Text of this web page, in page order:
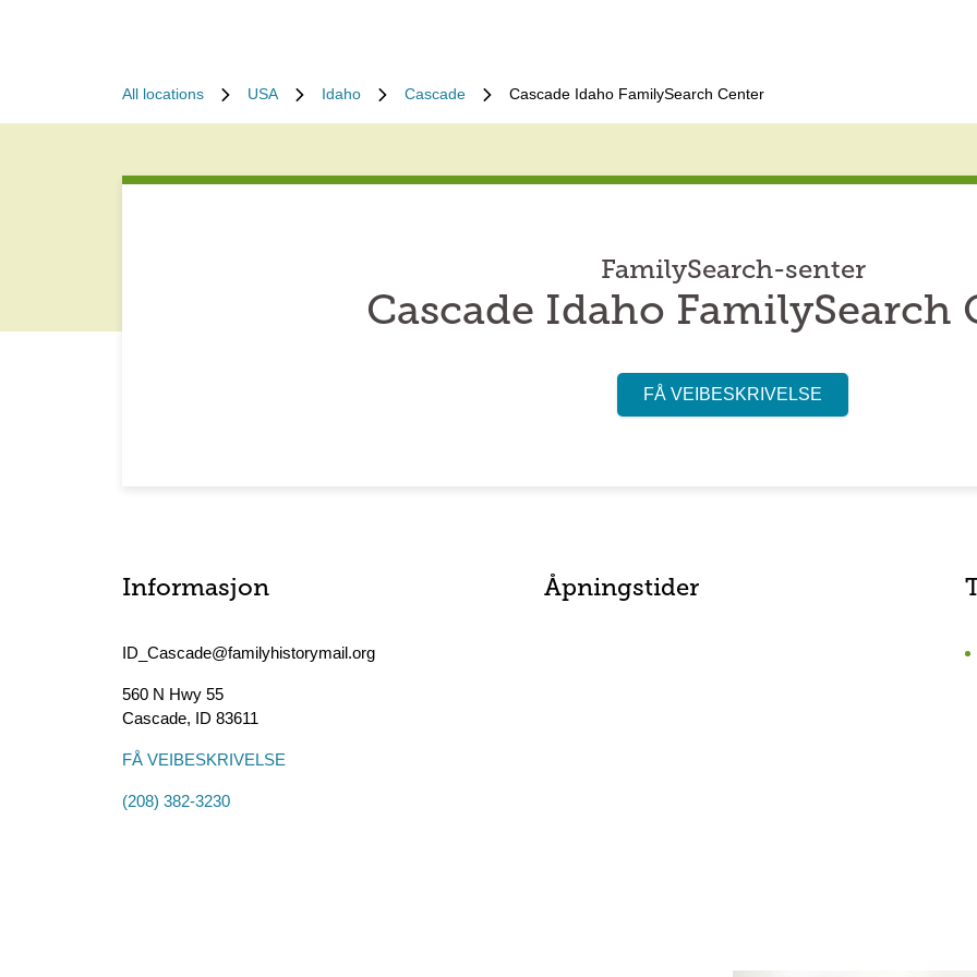
All locations USA Idaho Cascade Cascade Idaho FamilySearch Center
FamilySearch-senter
Cascade Idaho FamilySearch
FÅ VEIBESKRIVELSE
Informasjon
ID_Cascade@familyhistorymail.org
560 N Hwy 55
Cascade, ID 83611
FÅ VEIBESKRIVELSE
(208) 382-3230
Åpningstider